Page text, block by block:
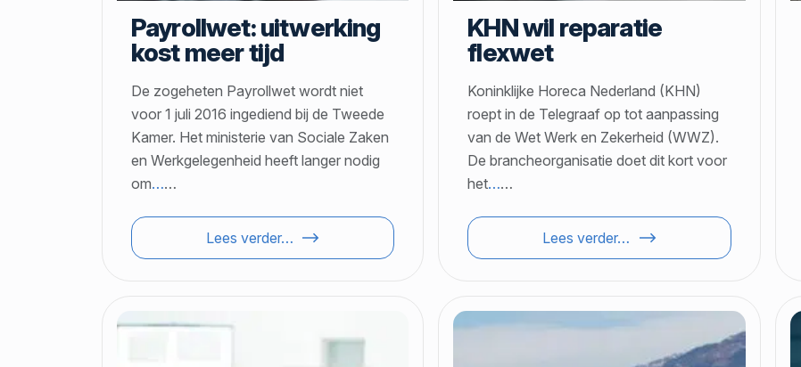
Payrollwet: uitwerking
kost meer tijd
De zogeheten Payrollwet wordt niet
voor 1 juli 2016 ingediend bij de Tweede
Kamer. Het ministerie van Sociale Zaken
en Werkgelegenheid heeft langer nodig
om……
Lees verder…
KHN wil reparatie
flexwet
Koninklijke Horeca Nederland (KHN)
roept in de Telegraaf op tot aanpassing
van de Wet Werk en Zekerheid (WWZ).
De brancheorganisatie doet dit kort voor
het……
Lees verder…